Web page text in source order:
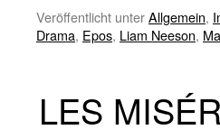
Veröffentlicht unterAllgemein,
Drama, Epos, Liam Neeson,
LES